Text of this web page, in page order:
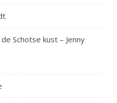
Schotse kust – Jenny